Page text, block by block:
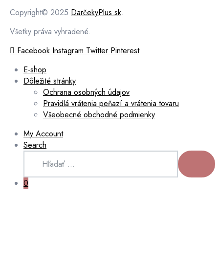
Copyright© 2025 DarčekyPlus.sk.
Všetky práva vyhradené.
Facebook Instagram Twitter Pinterest
E-shop
Dôležité stránky
Ochrana osobných údajov
Pravidlá vrátenia peňazí a vrátenia tovaru
Všeobecné obchodné podmienky
My Account
Search
HĽADAŤ
0